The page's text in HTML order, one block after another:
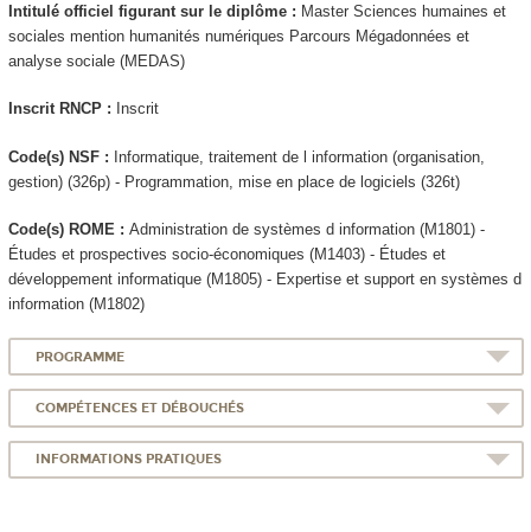
Intitulé officiel figurant sur le diplôme : Master Sciences humaines et
sociales mention humanités numériques Parcours Mégadonnées et
analyse sociale (MEDAS)
Inscrit RNCP: Inscrit
Code(s) NSF : Informatique, traitement de l information (organisation,
gestion) (326p) - Programmation, mise en place de logiciels (326t)
Code(s) ROME : Administration de systèmes d information (M1801) -
Études et prospectives socio-économiques (M1403) - Études et
développement informatique (M1805) - Expertise et support en systèmes d
information (M1802)
PROGRAMME
COMPÉTENCES ET DÉBOUCHÉS
INFORMATIONS PRATIQUES